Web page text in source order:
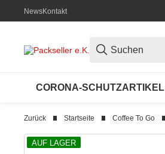
NewsKontakt
CORONA-SCHUTZARTIKEL
Zurück Startseite Coffee To Go
AUF LAGER